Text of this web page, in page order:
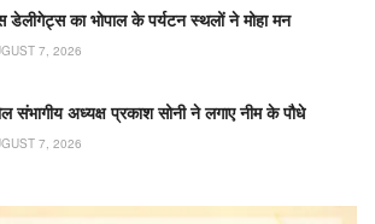
डेलीगेट्स का भोपाल के पर्यटन स्थलों ने मोहा मन
7, 2026
संभागीय अध्यक्ष प्रकाश सोनी ने लगाए नीम के पौधे
7, 2026